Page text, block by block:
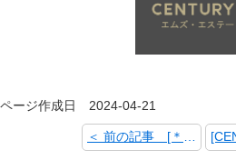
ページ作成日 2024-04-21